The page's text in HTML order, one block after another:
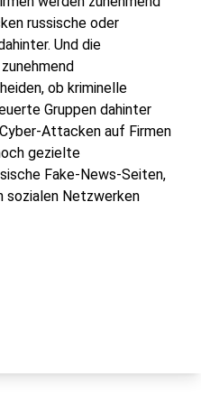
russische oder
Und die
ob kriminelle
Gruppen dahinter
Attacken auf Firmen
gezielte
Fake-News-Seiten,
sozialen Netzwerken